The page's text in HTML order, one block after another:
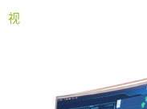
视